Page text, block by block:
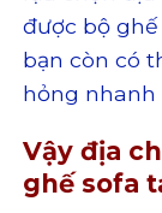
được bộ
bạn còn có
hỏng nhanh
Vậy địa
ghế sofa